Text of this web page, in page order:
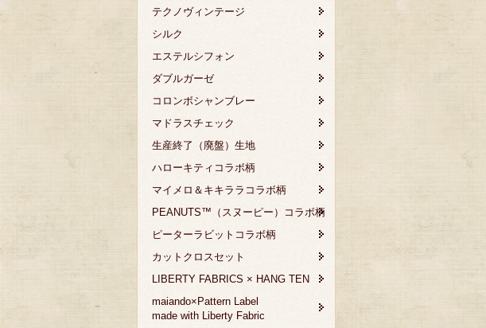
テクノヴィンテージ
シルク
エステルシフォン
ダブルガーゼ
コロンボシャンブレー
マドラスチェック
生産終了（廃盤）生地
ハローキティコラボ柄
マイメロ＆キキララコラボ柄
PEANUTS™（スヌーピー）コラボ柄
ピーターラビットコラボ柄
カットクロスセット
LIBERTY FABRICS × HANG TEN
maiando×Pattern Label
made with Liberty Fabric